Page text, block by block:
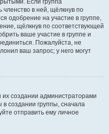
Если группа
в ней, щёлкнув по
одобрение на участие в группе,
щёлкнув по соответствующей
ваше участие в группе и
Пожалуйста, не
ваш запрос; у него могут
создании администраторами
создании группы, сначала
отправить ему личное